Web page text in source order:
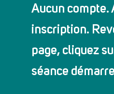
Aucun compte.
inscription.
page, cliquez
séance